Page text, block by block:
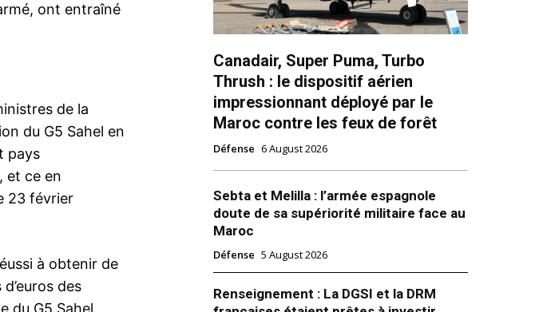
Publications
contacter
compte
ont entraîné
de la
du G5 Sahel en
pays
et ce en
23 février
à obtenir de
des
du G5 Sahel.
Canadair, Super Puma, Turbo
Thrush : le dispositif aérien
impressionnant déployé par le
Maroc contre les feux de forêt
Défense 6 August 2026
Sebta et Melilla : l’armée espagnole
doute de sa supériorité militaire face au
Maroc
Défense 5 August 2026
Renseignement : La DGSI et la DRM